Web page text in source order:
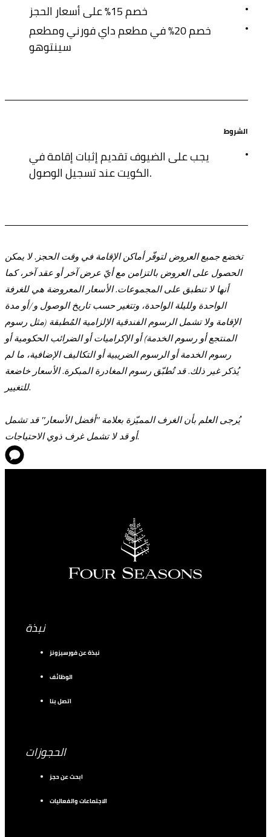
خصم 15% على أسعار الحجز
خصم 20% في مطعم داي فورني ومطعم
سينتوهو
الشروط
يجب على الضيوف تقديم إثبات إقامة في
الكويت عند تسجيل الوصول.
تخضع جميع العروض لتوفّر أماكن الإقامة في وقت الحجز. لا يمكن
الحصول على العروض بالتزامن مع أيّ عرض آخر أو عقد آخر، كما
أنها لا تنطبق على المجموعات. الأسعار المعروضة هي للغرفة
الواحدة ولليلة الواحدة، وتتغير حسب تاريخ الوصول و/أو مدة
الإقامة ولا تشمل الرسوم الفندقية الإلزامية المُطبقة (مثل رسوم
المنتجع أو رسوم الخدمة) أو الإكراميات أو الضرائب الحكومية أو
رسوم الخدمة أو الرسوم الضريبية أو التكاليف الإضافية، ما لم
يُذكر غير ذلك. قد تُطبّق رسوم المغادرة المبكرة. الأسعار خاضعة
للتغيير.
يُرجى العلم بأن الغرف المميّزة بعلامة "أفضل الأسعار" قد تشمل
أو قد لا تشمل غرف ذوي الاحتياجات.
نبذة
نبذة عن فورسيزونز
الوظائف
اتصل بنا
الحجوزات
ابحث عن حجز
الاجتماعات والفعاليات